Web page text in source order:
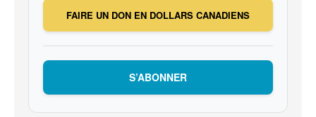
FAIRE UN DON EN DOLLARS CANADIENS
S’ABONNER